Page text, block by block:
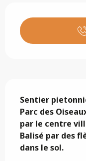
Sentier
Parc des
par le centre
Balisé par des
dans le sol.